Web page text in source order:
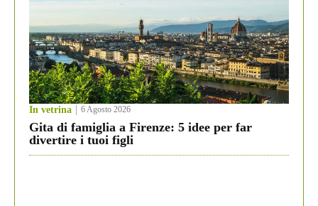
In vetrina 6 Agosto 2026
Gita di famiglia a Firenze: 5 idee per far
divertire i tuoi figli